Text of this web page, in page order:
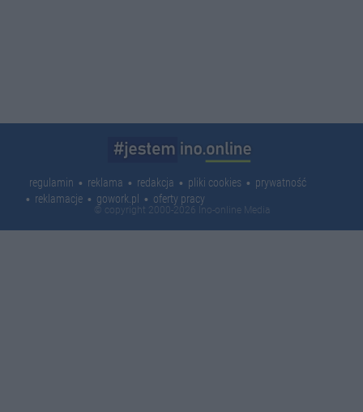
regulamin reklama redakcja pliki cookies
prywatność
reklamacje
gowork.pl oferty pracy
© copyright 2000-2026 Ino-online Media